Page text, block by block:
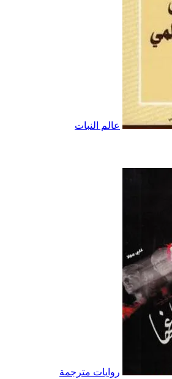
عالم النبات
روايات مترجمة